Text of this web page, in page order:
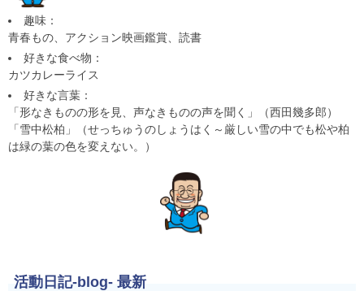
趣味：
青春もの、アクション映画鑑賞、読書
好きな食べ物：
カツカレーライス
好きな言葉：
「形なきものの形を見、声なきものの声を聞く」（西田幾多郎）
「雪中松柏」（せっちゅうのしょうはく～厳しい雪の中でも松や柏
は緑の葉の色を変えない。）
活動日記-blog- 最新